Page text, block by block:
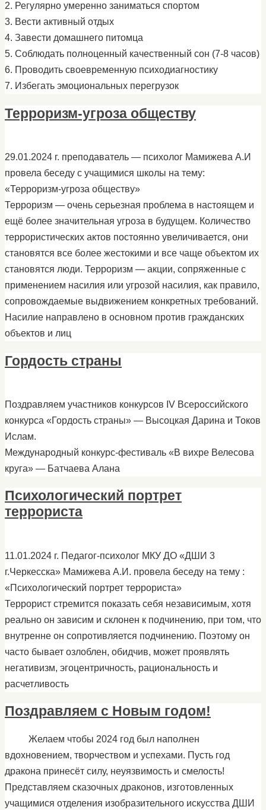
2. Регулярно умеренно заниматься спортом
3. Вести активный отдых
4. Завести домашнего питомца
5. Соблюдать полноценный качественный сон (7-8 часов)
6. Проводить своевременную психодиагностику
7. Избегать эмоциональных перегрузок
Терроризм-угроза обществу
29.01.2024 г. преподаватель — психолог Мамижева А.И
провела беседу с учащимися школы на тему:
«Терроризм-угроза обществу»
Терроризм — очень серьезная проблема в настоящем и
ещё более значительная угроза в будущем. Количество
террористических актов постоянно увеличивается, они
становятся все более жестокими и все чаще объектом их
становятся люди. Терроризм — акции, сопряженные с
применением насилия или угрозой насилия, как правило,
сопровождаемые выдвижением конкретных требований.
Насилие направлено в основном против гражданских
объектов и лиц
Гордость страны
Поздравляем участников конкурсов IV Всероссийского
конкурса «Гордость страны» — Высоцкая Дарина и Токов
Ислам.
Международный конкурс-фестиваль «В вихре Велесова
круга» — Батчаева Алана
Психологический портрет
террориста
11.01.2024 г. Педагог-психолог МКУ ДО «ДШИ 3
г.Черкесска» Мамижева А.И. провела беседу на тему :
«Психологический портрет террориста»
Террорист стремится показать себя независимым, хотя
реально он зависим и склонен к подчинению, при том, что
внутренне он сопротивляется подчинению. Поэтому он
часто бывает озлоблен, обидчив, может проявлять
негативизм, эгоцентричность, рациональность и
расчетливость
Поздравляем с Новым годом!
Желаем чтобы 2024 год был наполнен
вдохновением, творчеством и успехами. Пусть год
дракона принесёт силу, неуязвимость и смелость!
Представляем сказочных драконов, изготовленных
учащимися отделения изобразительного искусства ДШИ